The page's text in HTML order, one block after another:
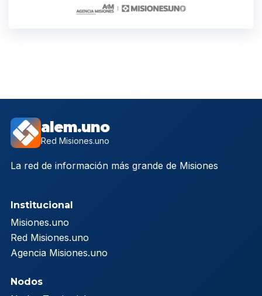
alem.uno
Red Misiones.uno
La red de información más grande de Misiones
Institucional
Misiones.uno
Red Misiones.uno
Agencia Misiones.uno
Nodos